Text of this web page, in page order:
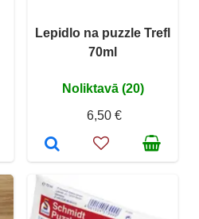
Lepidlo na puzzle Trefl
70ml
Noliktavā (20)
6,50 €